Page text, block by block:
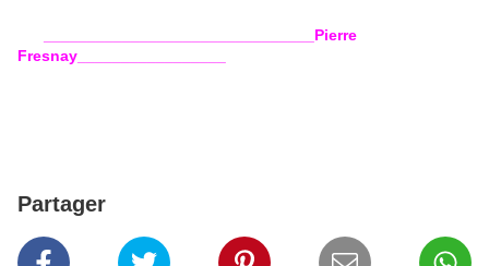
_______________________________Pierre
Fresnay_________________
Partager